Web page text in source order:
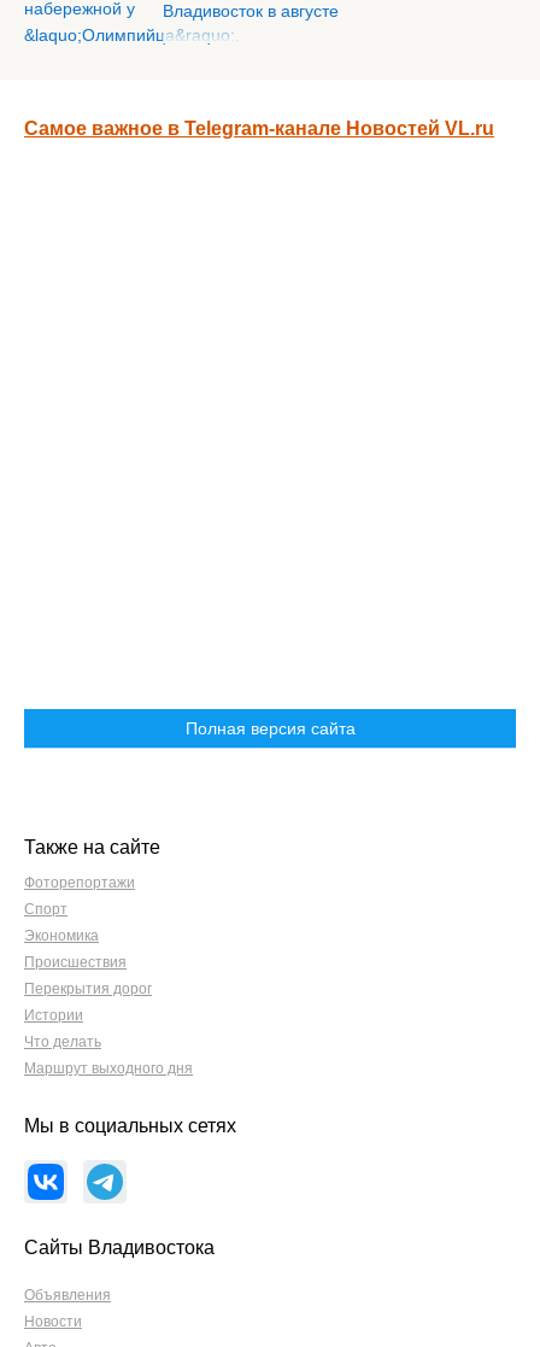
Владивосток в августе
Самое важное в Telegram-канале Новостей VL.ru
Полная версия сайта
Также на сайте
Фоторепортажи
Спорт
Экономика
Происшествия
Перекрытия дорог
Истории
Что делать
Маршрут выходного дня
Мы в социальных сетях
Сайты Владивостока
Объявления
Новости